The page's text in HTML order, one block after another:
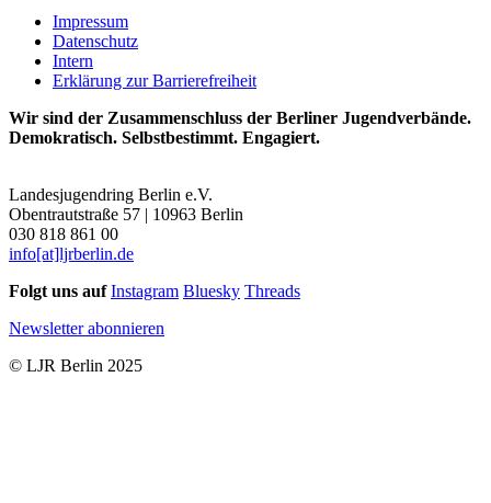
Impressum
Datenschutz
Intern
Erklärung zur Barrierefreiheit
Wir sind der Zusammenschluss der Berliner Jugendverbände.
Demokratisch. Selbstbestimmt. Engagiert.
Landesjugendring Berlin e.V.
Obentrautstraße 57 | 10963 Berlin
030 818 861 00
info[at]ljrberlin.de
Folgt uns auf Instagram Bluesky Threads
Newsletter abonnieren
© LJR Berlin 2025